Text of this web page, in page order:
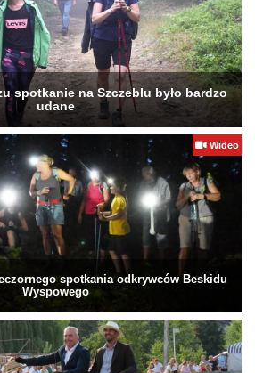
spotkanie na Szczeblu było bardzo
udane
Wideo
spotkania odkrywców Beskidu
Wyspowego